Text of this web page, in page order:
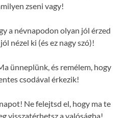
zseni vagy!
a névnapodon olyan jól érzed
nézel ki (és ez nagy szó)!
ünneplünk, és remélem, hogy
csodával érkezik!
Ne felejtsd el, hogy ma te
visszatérhetsz a valóságba!